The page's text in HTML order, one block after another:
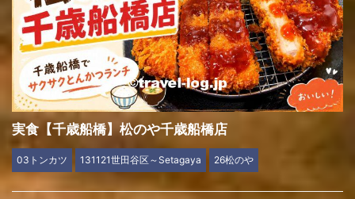
実食【千歳船橋】松のや千歳船橋店
03トンカツ 131121世田谷区～Setagaya 26松のや